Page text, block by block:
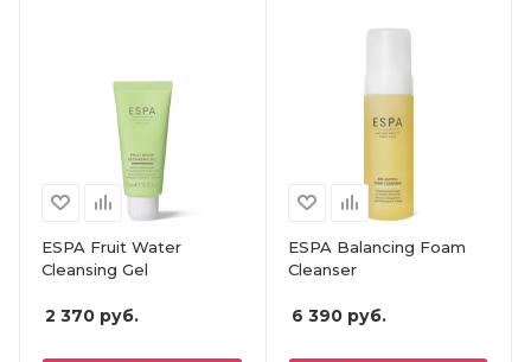
ESPA Fruit Water
Cleansing Gel
2 370 руб.
ESPA Balancing Foam
Cleanser
6 390руб.